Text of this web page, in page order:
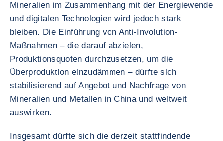
Mineralien im Zusammenhang mit der Energiewende
und digitalen Technologien wird jedoch stark
bleiben. Die Einführung von Anti-Involution-
Maßnahmen – die darauf abzielen,
Produktionsquoten durchzusetzen, um die
Überproduktion einzudämmen – dürfte sich
stabilisierend auf Angebot und Nachfrage von
Mineralien und Metallen in China und weltweit
auswirken.
Insgesamt dürfte sich die derzeit stattfindende